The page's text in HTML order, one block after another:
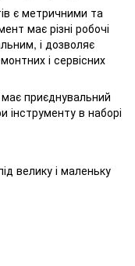
є метричними та
має різні робочі
і дозволяє
і сервісних
приєднувальний
інструменту в наборі
велику і маленьку